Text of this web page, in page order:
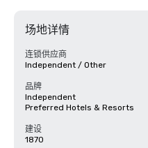
场地详情
连锁供应商
Independent / Other
品牌
Independent
Preferred Hotels & Resorts
建设
1870